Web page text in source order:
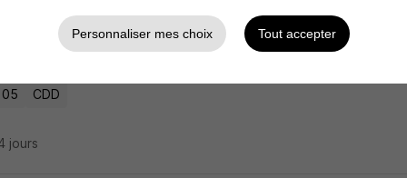
H/F
CDD
jours
Personnaliser mes choix Tout accepter